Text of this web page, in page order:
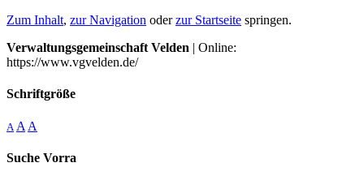
Zum Inhalt, zur Navigation oderzur Startseite springen.
Verwaltungsgemeinschaft Velden | Online:
https://www.vgvelden.de/
Schriftgröße
A A A
Suche Vorra